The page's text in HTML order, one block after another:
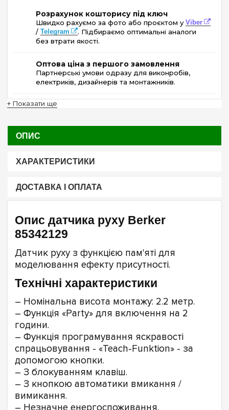
Розрахунок кошторису під ключ
Швидко рахуємо за фото або проєктом у Viber
/ Telegram
. Підбираємо оптимальні аналоги
без втрати якості.
Оптова ціна з першого замовлення
Партнерські умови одразу для виконробів,
електриків, дизайнерів та монтажників.
+ Показати ще
ОПИС
ХАРАКТЕРИСТИКИ
ДОСТАВКА І ОПЛАТА
Опис датчика руху Berker
85342129
Датчик руху з функцією пам'яті для
моделювання ефекту присутності.
Технічні характеристики
– Номінальна висота монтажу: 2.2 метр.
– Функція «Party» для включення на 2
години.
– Функція програмування яскравості
спрацьовування - «Teach-Funktion» - за
допомогою кнопки.
– З блокуванням клавіш.
– З кнопкою автоматики вмикання /
вимикання.